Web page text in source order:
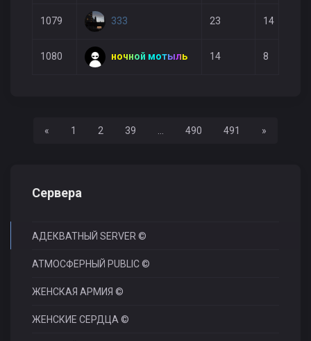
1079 333 23 14
1080 ночной мотыль 14 8
« Назад1 2 39 490 491 »
Сервера
АДЕКВАТНЫЙ SERVER ©
АТМОСФЕРНЫЙ PUBLIC ©
ЖЕНСКАЯ АРМИЯ ©
ЖЕНСКИЕ СЕРДЦА ©